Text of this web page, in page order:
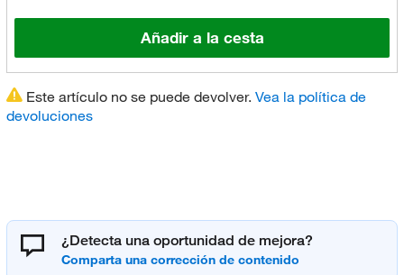
Añadir a la cesta
Este artículo no se puede devolver. Vea la política de
devoluciones
¿Detecta una oportunidad de mejora?